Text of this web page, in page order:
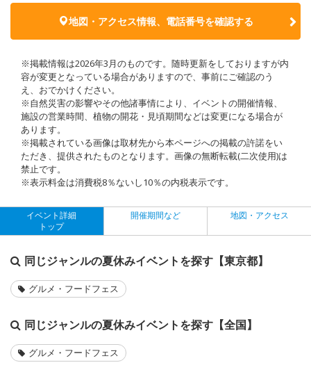
地図・アクセス情報、電話番号を確認する
※掲載情報は2026年3月のものです。随時更新をしておりますが内
容が変更となっている場合がありますので、事前にご確認のう
え、おでかけください。
※自然災害の影響やその他諸事情により、イベントの開催情報、
施設の営業時間、植物の開花・見頃期間などは変更になる場合が
あります。
※掲載されている画像は取材先から本ページへの掲載の許諾をい
ただき、提供されたものとなります。画像の無断転載(二次使用)は
禁止です。
※表示料金は消費税8％ないし10％の内税表示です。
イベント詳細
トップ
開催期間など 地図・アクセス
同じジャンルの夏休みイベントを探す【東京都】
グルメ・フードフェス
同じジャンルの夏休みイベントを探す【全国】
グルメ・フードフェス